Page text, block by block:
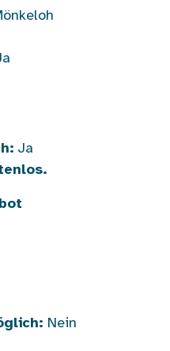
Ja
Nein